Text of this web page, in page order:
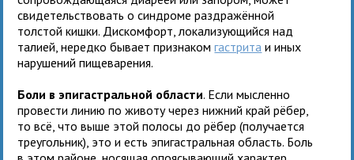
свидетельствовать о синдроме раздражённой
толстой кишки. Дискомфорт, локализующийся над
талией, нередко бывает признакомгастрита и иных
нарушений пищеварения.
Боли в эпигастральной области. Если мысленно
провести линию по животу через нижний край рёбер,
то всё, что выше этой полосы до рёбер (получается
треугольник), это и есть эпигастральная область. Боль